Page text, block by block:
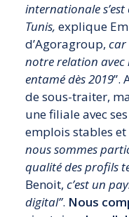
internationale
Tunis, explique
d’Agoragroup, car
notre relation avec
entamé dès 2019”.
de sous-traiter,
une filiale avec
emplois stables
nous sommes
qualité des profils
Benoit, c’est un
digital”. Nous